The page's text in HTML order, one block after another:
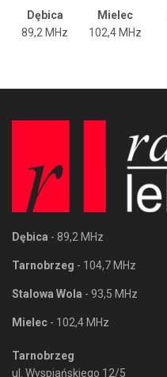
Dębica Mielec
89,2 MHz
102,4 MHz
Dębica - 89,2 MHz
Tarnobrzeg - 104,7 MHz
Stalowa Wola - 93,5 MHz
Mielec - 102,4 MHz
Tarnobrzeg
ul. Wyspiańskiego 12/5